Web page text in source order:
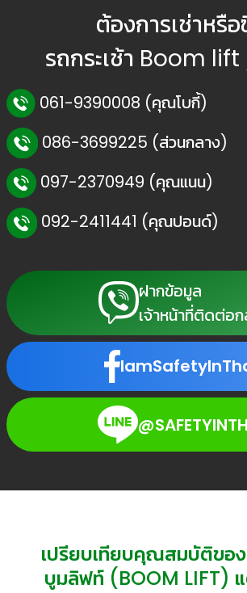
ต้องการเช่าหรื
รถกระเช้า Boom
061-9390008 (คุณโบกี้)
086-3699225 (ส่วนกลาง)
097-2370949 (คุณแนน)
092-2411441 (คุณปอนด์)
ฝากข้อมูล
เจ้าหน้าที่ติดต่อ
เปรียบเทียบคุณสมบัติของ
บูมลิฟท์ (BOOM LIFT) แ